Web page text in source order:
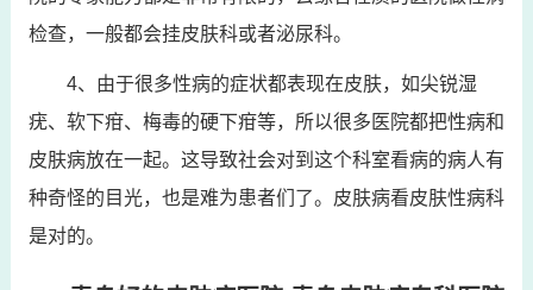
检查，一般都会挂皮肤科或者泌尿科。
4、由于很多性病的症状都表现在皮肤，如尖锐湿
疣、软下疳、梅毒的硬下疳等，所以很多医院都把性病和
皮肤病放在一起。这导致社会对到这个科室看病的病人有
种奇怪的目光，也是难为患者们了。皮肤病看皮肤性病科
是对的。